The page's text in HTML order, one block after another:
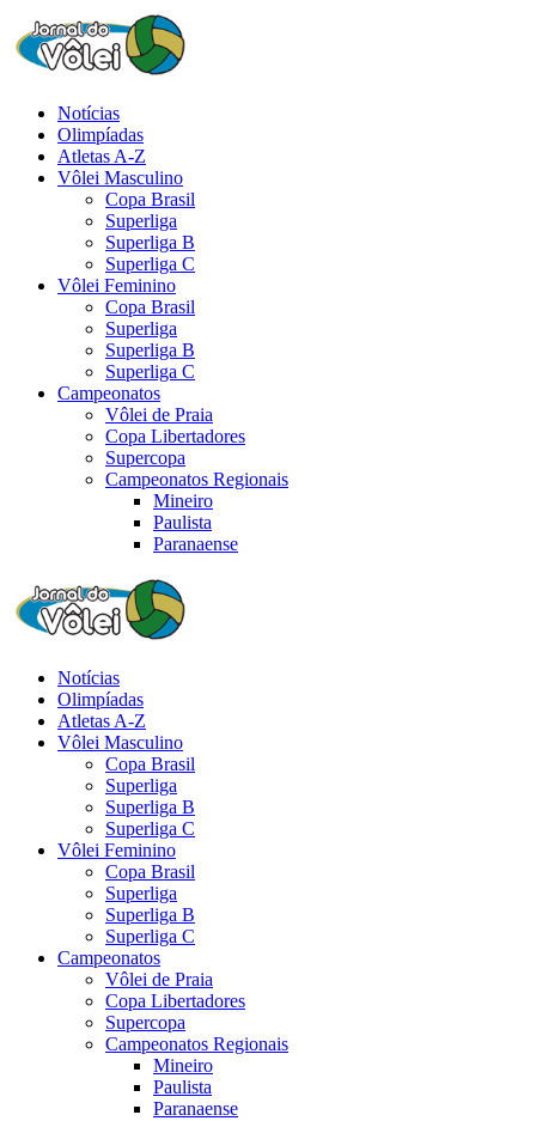
Notícias
Olimpíadas
Atletas A-Z
Vôlei Masculino
Copa Brasil
Superliga
Superliga B
Superliga C
Vôlei Feminino
Copa Brasil
Superliga
Superliga B
Superliga C
Campeonatos
Vôlei de Praia
Copa Libertadores
Supercopa
Campeonatos Regionais
Mineiro
Paulista
Paranaense
Notícias
Olimpíadas
Atletas A-Z
Vôlei Masculino
Copa Brasil
Superliga
Superliga B
Superliga C
Vôlei Feminino
Copa Brasil
Superliga
Superliga B
Superliga C
Campeonatos
Vôlei de Praia
Copa Libertadores
Supercopa
Campeonatos Regionais
Mineiro
Paulista
Paranaense